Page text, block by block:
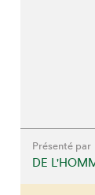
Présenté par
DE